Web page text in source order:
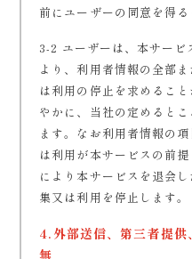
前にユーザーの同意を得
3-2 ユーザーは、本サービ
より、利用者情報の全部
は利用の停止を求めるこ
やかに、当社の定めると
ます。なお利用者情報の
は利用が本サービスの前
により本サービスを退会
集又は利用を停止します。
4.外部送信、第三者提供
無